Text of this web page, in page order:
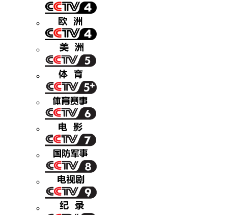
直播 竞猜
VIP会员 CCTV奥林匹克频道
教育 乡村振兴
大国智造 大国展会
CCTV.节目官网 直播